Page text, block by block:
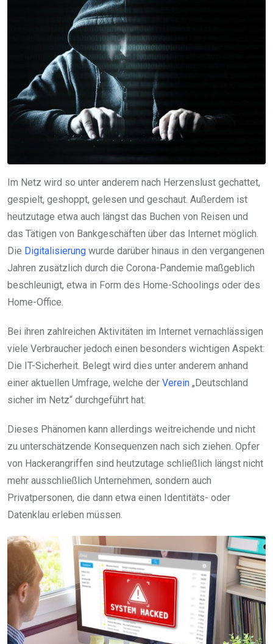
Im Netz wird so unter anderem nach Herzenslust gechattet,
gespielt, geshoppt, gelesen und geschaut. Außerdem ist
heutzutage etwa auch längst das Buchen von Reisen und
das Tätigen von Bankgeschäften über das Internet möglich.
Die Digitalisierung wurde darüber hinaus in den vergangenen
Jahren zusätzlich durch die Corona-Pandemie maßgeblich
beschleunigt, etwa in Form des Home-Schoolings oder des
Home-Office.
Bei ihren zahlreichen Aktivitäten im Internet vernachlässigen
viele Verbraucher jedoch einen besonders wichtigen Aspekt:
Die IT-Sicherheit. Belegt wird dies unter anderem anhand
einer aktuellen Umfrage, welche der Verein „Deutschland
sicher im Netz“ durchgeführt hat.
Dieses Phänomen kann allerdings weitreichende und nicht
zu unterschätzende Konsequenzen nach sich ziehen. Opfer
von Hackerangriffen sind heutzutage schließlich längst nicht
mehr ausschließlich Unternehmen, sondern auch
Privatpersonen, die dann etwa einen Identitäts- oder
Datenklau erleben müssen.